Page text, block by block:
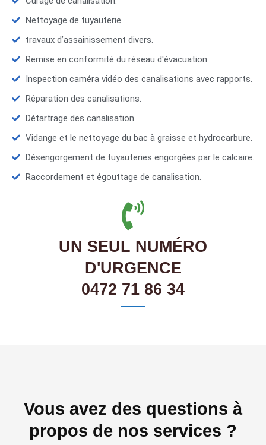
Nettoyage de tuyauterie.
travaux d’assainissement divers.
Remise en conformité du réseau d'évacuation.
Inspection caméra vidéo des canalisations avec rapports.
Réparation des canalisations.
Détartrage des canalisation.
Vidange et le nettoyage du bac à graisse et hydrocarbure.
Désengorgement de tuyauteries engorgées par le calcaire.
Raccordement et égouttage de canalisation.
UN SEUL NUMÉRO
D'URGENCE
0472 71 86 34
Vous avez des questions à
propos de nos services ?